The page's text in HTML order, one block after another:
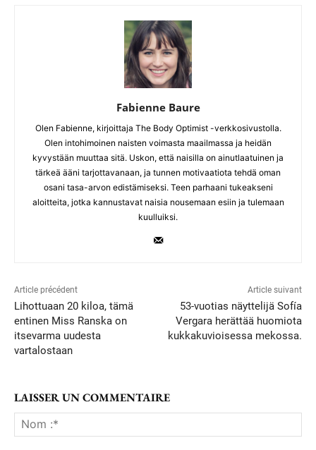
Fabienne Baure
Olen Fabienne, kirjoittaja The Body Optimist -verkkosivustolla.
Olen intohimoinen naisten voimasta maailmassa ja heidän
kyvystään muuttaa sitä. Uskon, että naisilla on ainutlaatuinen ja
tärkeä ääni tarjottavanaan, ja tunnen motivaatiota tehdä oman
osani tasa-arvon edistämiseksi. Teen parhaani tukeakseni
aloitteita, jotka kannustavat naisia nousemaan esiin ja tulemaan
kuulluiksi.
Article précédent
Lihottuaan 20 kiloa, tämä
entinen Miss Ranska on
itsevarma uudesta
vartalostaan
Article suivant
53-vuotias näyttelijä Sofía
Vergara herättää huomiota
kukkakuvioisessa mekossa.
LAISSER UN COMMENTAIRE
:*